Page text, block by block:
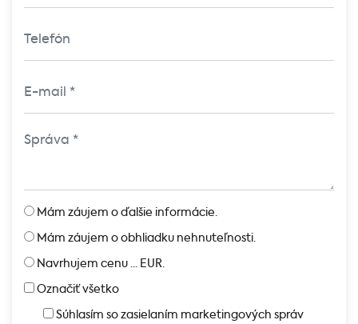
Mám záujem o ďalšie informácie.
Mám záujem o obhliadku nehnuteľnosti.
Navrhujem cenu ... EUR.
Označiť všetko
Súhlasím so zasielaním marketingových správ